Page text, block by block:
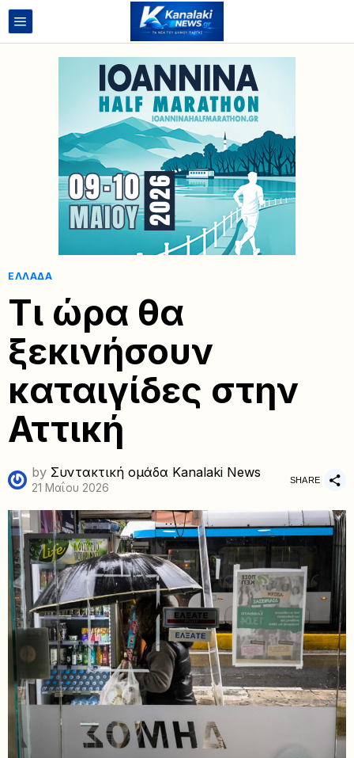
ΕΛΛΆΔΑ
Τι ώρα θα
ξεκινήσουν
καταιγίδες στην
Αττική
by Συντακτική ομάδα Kanalaki News
21 Μαΐου 2026
SHARE